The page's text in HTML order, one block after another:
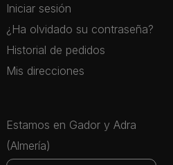
Iniciar sesión
¿Ha olvidado su contraseña?
Historial de pedidos
Mis direcciones
Estamos en Gador y Adra
(Almería)